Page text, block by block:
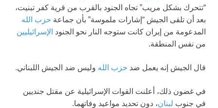
“تتحرك بشكل مريب” تجاه الجنود بالقرب من قرية كفر تبنيت،
بعد أن تلقى الجيش “إشارات ملموسة” بأن جماعة حزب الله
المدعومة من إيران كانت ستوجه النار نحو الجنود الإسرائيليين
من نفس المنطقة.
قال الجيش إنه يعمل ضد حزب الله وليس ضد الجيش اللبناني.
في غضون ذلك، أعلنت القوات الإسرائيلية عن مقتل جنديين
في جنوب لبنان، دون تحديد مواعيد وفاتهما.